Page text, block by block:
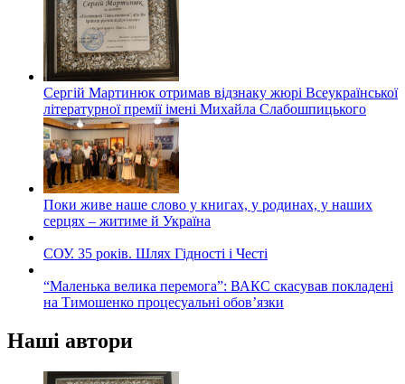
Сергій Мартинюк отримав відзнаку жюрі Всеукраїнської
літературної премії імені Михайла Слабошпицького
Поки живе наше слово у книгах, у родинах, у наших
серцях – житиме й Україна
СОУ. 35 років. Шлях Гідності і Честі
“Маленька велика перемога”: ВАКС скасував покладені
на Тимошенко процесуальні обов’язки
Наші автори